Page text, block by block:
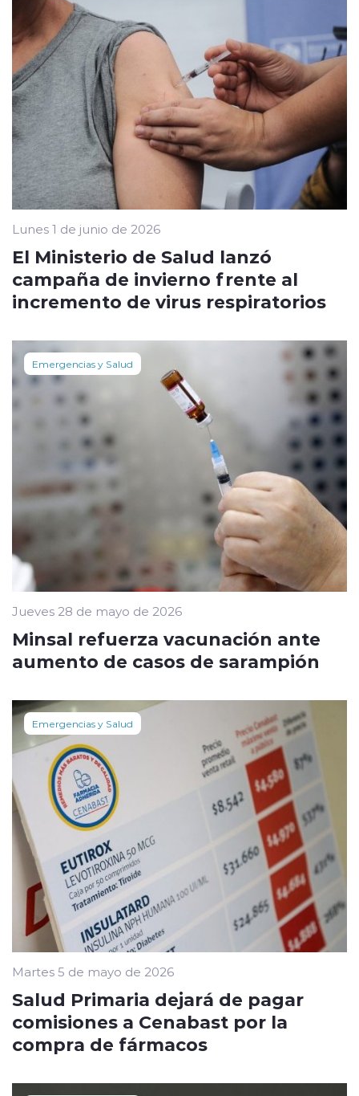
Lunes 1 de junio de 2026
El Ministerio de Salud lanzó
campaña de invierno frente al
incremento de virus respiratorios
Emergencias y Salud
Jueves 28 de mayo de 2026
Minsal refuerza vacunación ante
aumento de casos de sarampión
Emergencias y Salud
Martes 5 de mayo de 2026
Salud Primaria dejará de pagar
comisiones a Cenabast por la
compra de fármacos